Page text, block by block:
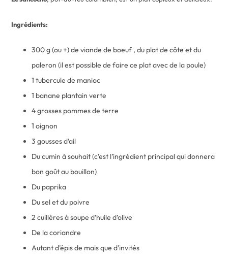
Ingrédients:
300 g (ou +) de viande de boeuf , du plat de côte et du
paleron (il est possible de faire ce plat avec de la poule)
1 tubercule de manioc
1 banane plantain verte
4 grosses pommes de terre
1 oignon
3 gousses d’ail
Du cumin à souhait (c’est l’ingrédient principal qui donnera
bon goût au bouillon)
Du paprika
Du sel et du poivre
2 cuillères à soupe d’huile d’olive
De la coriandre
Autant d’épis de maïs que d’invités